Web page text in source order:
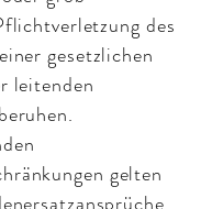
des
gesetzlichen
leitenden
gelten